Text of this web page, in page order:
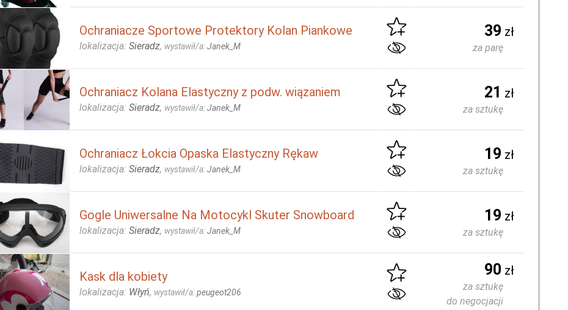
Ochraniacze Sportowe Protektory Kolan Piankowe
lokalizacja: Sieradz, wystawił/a:Janek_M
39 zł
za parę
Ochraniacz Kolana Elastyczny z podw. wiązaniem
lokalizacja: Sieradz, wystawił/a:Janek_M
21 zł
za sztukę
Ochraniacz Łokcia Opaska Elastyczny Rękaw
lokalizacja: Sieradz, wystawił/a:Janek_M
19 zł
za sztukę
Gogle Uniwersalne Na Motocykl Skuter Snowboard
lokalizacja: Sieradz, wystawił/a:Janek_M
19 zł
za sztukę
Kask dla kobiety
lokalizacja: Włyń, wystawił/a:peugeot206
90 zł
za sztukę
do negocjacji